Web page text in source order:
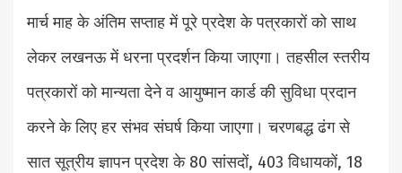
मार्च माह के अंतिम सप्ताह में पूरे प्रदेश के पत्रकारों को साथ
लेकर लखनऊ में धरना प्रदर्शन किया जाएगा। तहसील स्तरीय
पत्रकारों को मान्यता देने व आयुष्मान कार्ड की सुविधा प्रदान
करने के लिए हर संभव संघर्ष किया जाएगा। चरणबद्ध ढंग से
सात सूत्रीय ज्ञापन प्रदेश के 80 सांसदों, 403 विधायकों, 18